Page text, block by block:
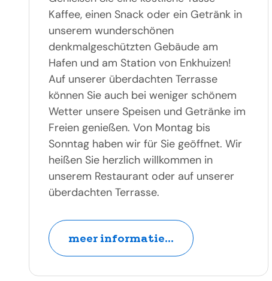
Kaffee, einen Snack oder ein Getränk in
unserem wunderschönen
denkmalgeschützten Gebäude am
Hafen und am Station von Enkhuizen!
Auf unserer überdachten Terrasse
können Sie auch bei weniger schönem
Wetter unsere Speisen und Getränke im
Freien genießen. Von Montag bis
Sonntag haben wir für Sie geöffnet. Wir
heißen Sie herzlich willkommen in
unserem Restaurant oder auf unserer
überdachten Terrasse.
meer informatie...